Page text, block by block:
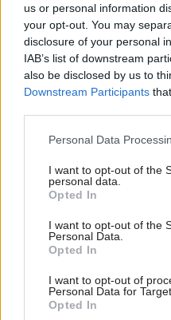
us or personal information
your opt-out. You may
disclosure of your personal
IAB’s list of downstream
also be disclosed by us to
Downstream Participants
Please note that this
not limited to your visit or
grant or deny consent to
use your data for below
consent section.
Personal Data
I want to opt-out of the
personal data.
Opted In
I want to opt-out of the
Personal Data.
Opted In
I want to opt-out of
Personal Data for
Opted In
Kategória:
Tagy: farby
interiérový dizajn
Pozrite si viac